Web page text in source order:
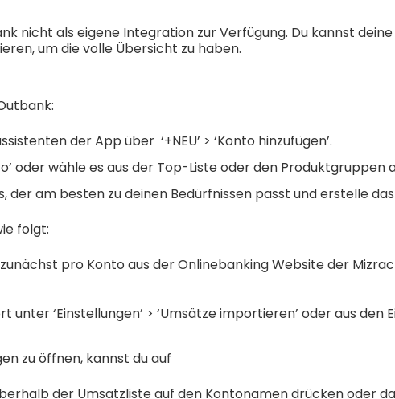
nicht als eigene Integration zur Verfügung. Du kannst
um die volle Übersicht zu haben.
der App über ‘+NEU’ > ‘Konto hinzufügen’.
oder wähle es aus der Top-Liste oder den Produktgruppen
der am besten zu deinen Bedürfnissen passt und erstelle
folgt:
pro Konto aus der Onlinebanking Website der
‘Einstellungen’ > ‘Umsätze importieren’ oder aus den
zu öffnen, kannst du auf
der Umsatzliste auf den Kontonamen drücken oder